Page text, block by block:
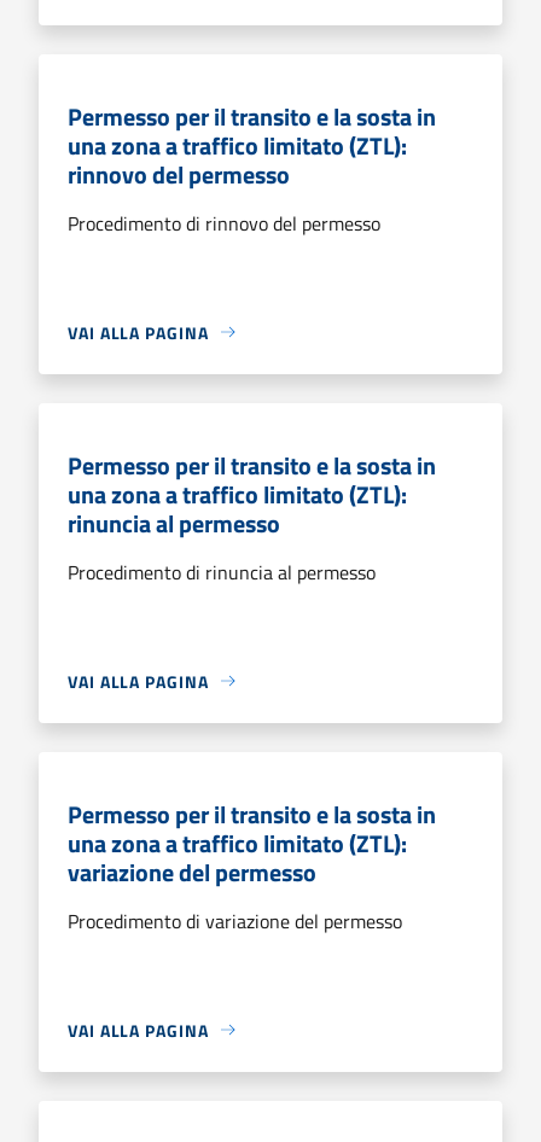
Permesso per il transito e la sosta in
una zona a traffico limitato (ZTL):
rinnovo del permesso
Procedimento di rinnovo del permesso
VAI ALLA PAGINA
Permesso per il transito e la sosta in
una zona a traffico limitato (ZTL):
rinuncia al permesso
Procedimento di rinuncia al permesso
VAI ALLA PAGINA
Permesso per il transito e la sosta in
una zona a traffico limitato (ZTL):
variazione del permesso
Procedimento di variazione del permesso
VAI ALLA PAGINA